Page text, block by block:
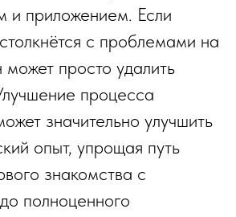
и приложением. Если
с проблемами на
может просто удалить
процесса
значительно улучшить
опыт, упрощая путь
знакомства с
полноценного